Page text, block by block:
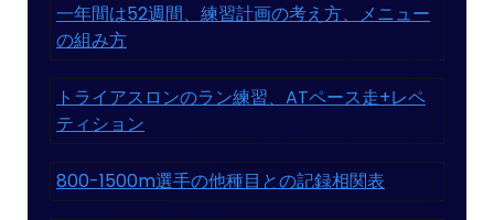
一年間は52週間、練習計画の考え方、メニュー
の組み方
トライアスロンのラン練習、ATペース走+レペ
ティション
800-1500m選手の他種目との記録相関表